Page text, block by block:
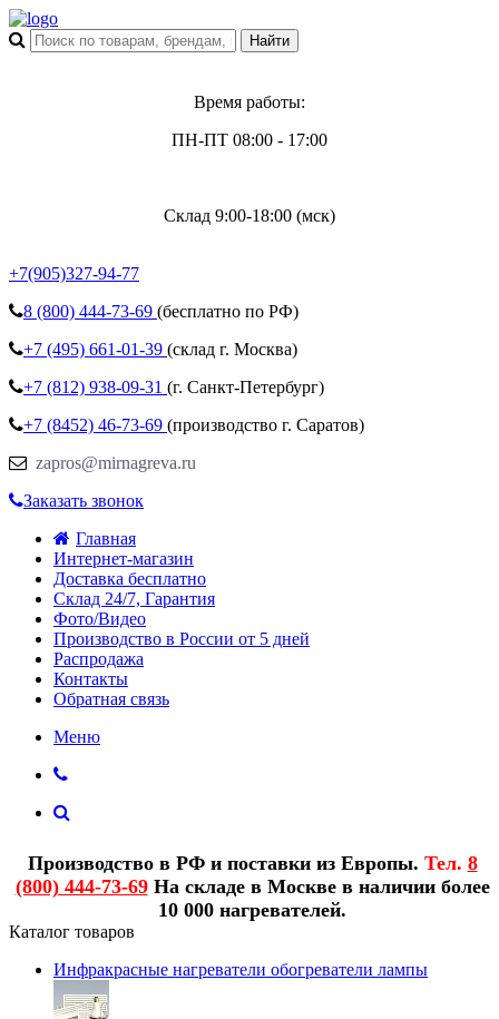
Время работы:
ПН-ПТ 08:00 - 17:00
Склад 9:00-18:00 (мск)
+7(905)327-94-77
8 (800) 444-73-69 (бесплатно по РФ)
+7 (495) 661-01-39 (склад г. Москва)
+7 (812) 938-09-31 (г. Санкт-Петербург)
+7 (8452) 46-73-69 (производство г. Саратов)
zapros@mirnagreva.ru
Заказать звонок
Главная
Интернет-магазин
Доставка бесплатно
Склад 24/7, Гарантия
Фото/Видео
Производство в России от 5 дней
Распродажа
Контакты
Обратная связь
Меню
Производство в РФ и поставки из Европы. Тел. 8
(800) 444-73-69На складе в Москве в наличии более
10 000 нагревателей.
Каталог товаров
Инфракрасные нагреватели обогреватели лампы